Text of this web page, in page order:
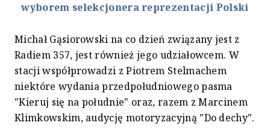
wyborem selekcjonera reprezentacji Polski
Michał Gąsiorowski na co dzień związany jest z
Radiem 357, jest również jego udziałowcem. W
stacji współprowadzi z Piotrem Stelmachem
niektóre wydania przedpołudniowego pasma
"Kieruj się na południe" oraz, razem z Marcinem
Klimkowskim, audycję motoryzacyjną "Do dechy".